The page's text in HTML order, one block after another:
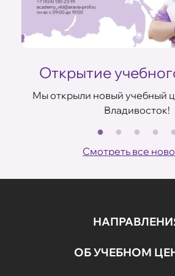
Открытие
Мы открыли новый учебный
Владивосток!
Смотреть все
ОБ УЧЕБНОМ